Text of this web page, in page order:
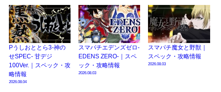
Pうしおととら3-神の
せSPEC- 甘デジ
100Ver.｜スペック・攻
略情報
2026.08.04
スマパチエデンズゼロ-
EDENS ZERO-｜スペ
ック・攻略情報
2026.08.03
スマパチ魔女と野獣｜
スペック・攻略情報
2026.08.03